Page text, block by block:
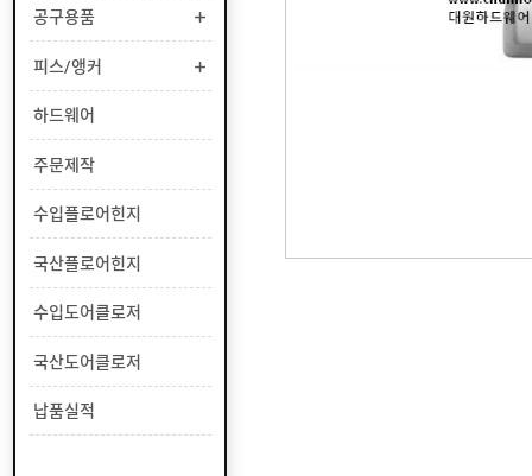
공구용품
피스/앵커
하드웨어
주문제작
수입플로어힌지
국산플로어힌지
수입도어클로저
국산도어클로저
납품실적
부
유
리
부
속
인
테
리
어
속
안
전
용
품
공
용
품
피
/
앵
하
웨
어
주
제
작
수
플
로
국